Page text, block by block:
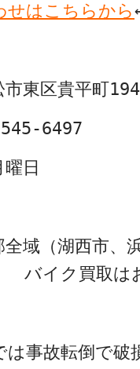
せはこちらから
市東区貴平町
6497
日
全域（湖西市、
バイク買取は
は事故転倒で破